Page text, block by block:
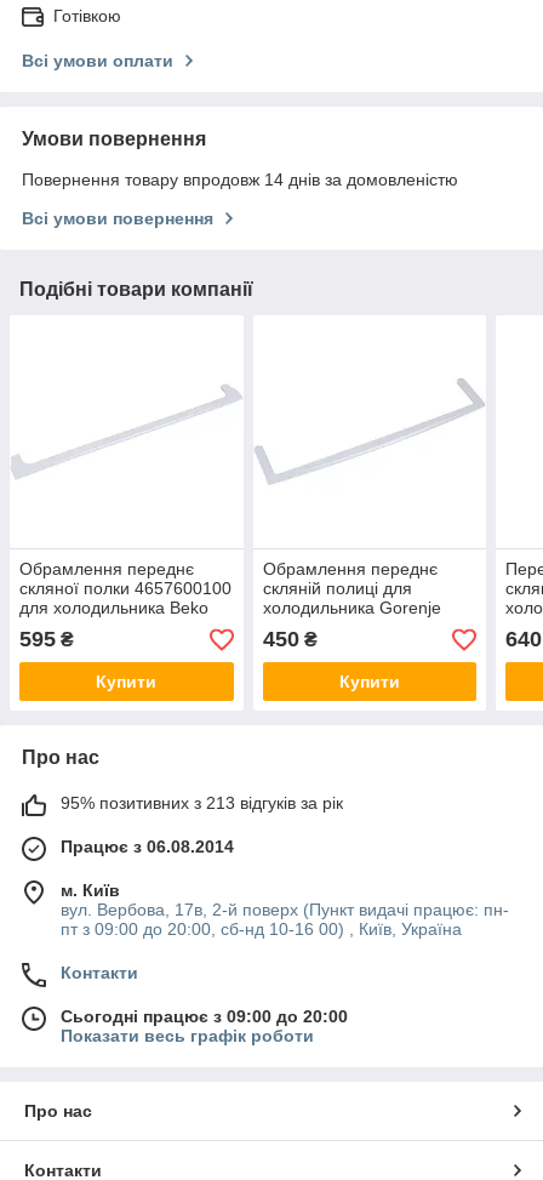
Готівкою
Всі умови оплати
Умови повернення
Повернення товару впродовж 14 днів за домовленістю
Всі умови повернення
Подібні товари компанії
Обрамлення переднє
скляної полки 4657600100
для холодильника Beko
595 ₴
Купити
Обрамлення переднє
скляній полиці для
холодильника Gorenje
450₴
Купити
640
Про нас
95% позитивних з 213 відгуків за рік
Працює з 06.08.2014
м. Київ
вул. Вербова, 17в, 2-й поверх (Пункт видачі працює: пн-
пт з 09:00 до 20:00, сб-нд 10-16 00) , Київ, Україна
Контакти
Сьогодні працює з 09:00 до 20:00
Показати весь графік роботи
Про нас
Контакти